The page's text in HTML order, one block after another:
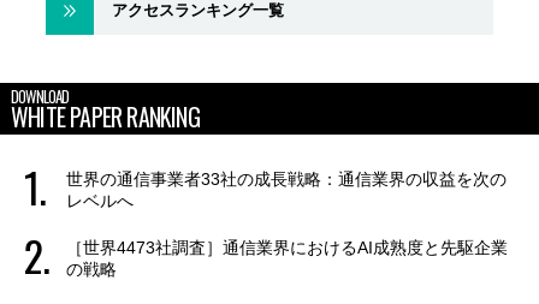
アクセスランキング一覧
DOWNLOAD
WHITE PAPER RANKING
世界の通信事業者33社の成長戦略：通信業界の収益を次の
レベルへ
［世界4473社調査］通信業界におけるAI成熟度と先駆企業
の戦略